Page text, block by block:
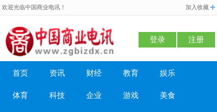
欢迎光临中国商业电讯！ 加入收藏
登录 注册
首页 资讯 财经 教育 娱乐
体育 科技 企业 游戏 美食